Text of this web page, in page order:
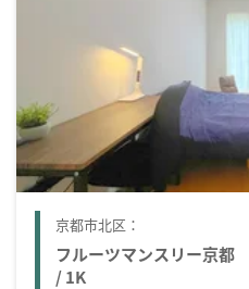
京都市北区：
フルーツマンスリー京
/ 1K